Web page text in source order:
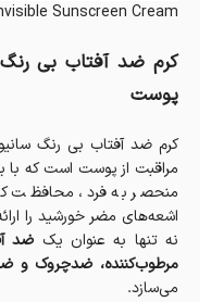
Sunscreen Cream
کرم ضد آفتاب بی رنگ
پوست
کرم ضد آفتاب بی رنگ
مراقبت از پوست است که با
منحصر به فرد، محافظت
نه تنها به عنوان یک ضد
مرطوب‌کننده، ضدچروک و
می‌سازد.